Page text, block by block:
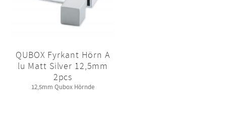
QUBOX Fyrkant Hörn A
lu Matt Silver 12,5mm
2pcs
12,5mm Qubox Hörnde